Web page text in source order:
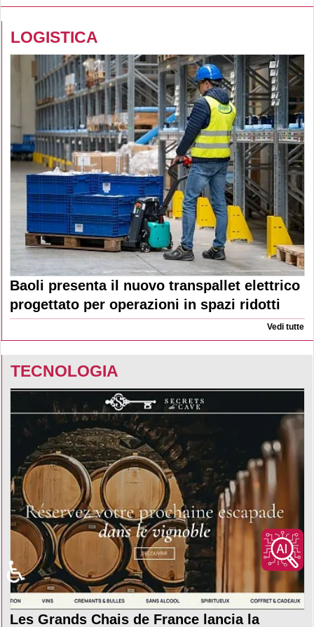
LOGISTICA
Baoli presenta il nuovo transpallet elettrico
progettato per operazioni in spazi ridotti
Vedi tutte
TECNOLOGIA
Les Grands Chais de France lancia la